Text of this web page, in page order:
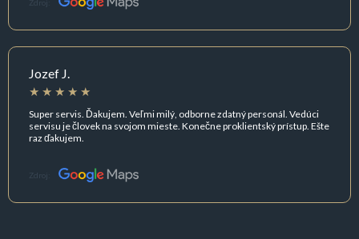
Zdroj:
Jozef J.
Super servis. Ďakujem. Veľmi milý, odborne zdatný personál. Vedúci
servisu je človek na svojom mieste. Konečne proklientský prístup. Ešte
raz ďakujem.
Zdroj: